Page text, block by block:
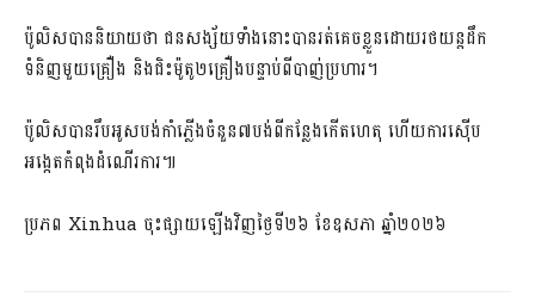
ប៉ូលិសបាននិយាយថា ជនសង្ស័យទាំងនោះបានរត់គេចខ្លួនដោយរថយន្តដឹក
ទំនិញមួយគ្រឿង និងជិះម៉ូតូ២គ្រឿងបន្ទាប់ពីបាញ់ប្រហារ។
ប៉ូលិសបានរឹបអូសបង់កាំភ្លើងចំនួន៧បង់ពីកន្លែងកើតហេតុ ហើយការស៊ើប
អង្កេតកំពុងដំណើរការ៕
ប្រភព Xinhua ចុះផ្សាយឡើងវិញថ្ងៃទី២៦ ខែឧសភា ឆ្នាំ២០២៦